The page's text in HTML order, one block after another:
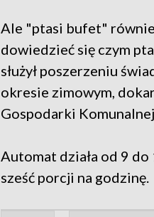
Ale "ptasi bufet"
dowiedzieć się czym
służył poszerzeniu
okresie zimowym,
Gospodarki
Automat działa od 9
sześć porcji na godzinę.